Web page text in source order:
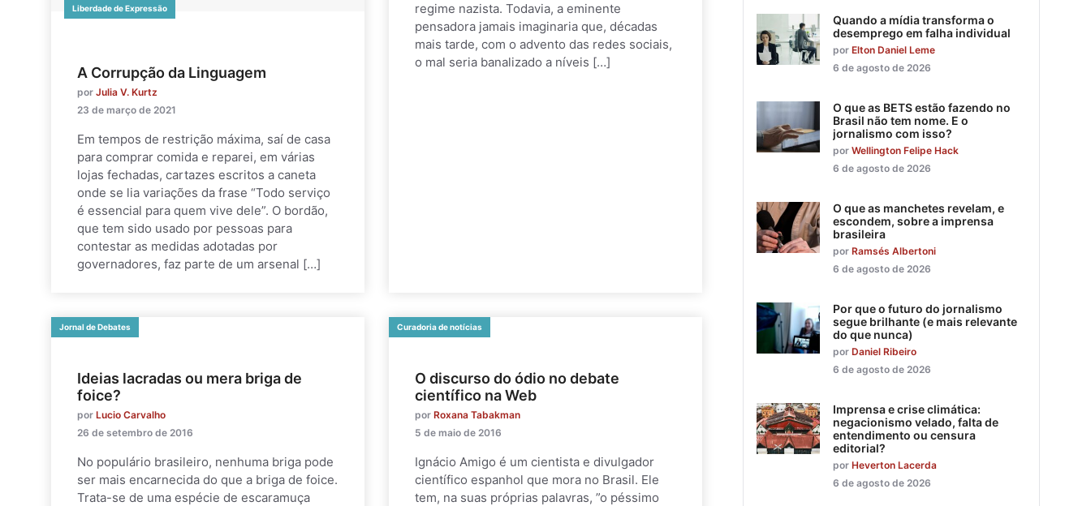
Liberdade de Expressão
A Corrupção da Linguagem
por Julia V. Kurtz
23 de março de 2021
Em tempos de restrição máxima, saí de casa
para comprar comida e reparei, em várias
lojas fechadas, cartazes escritos a caneta
onde se lia variações da frase “Todo serviço
é essencial para quem vive dele”. O bordão,
que tem sido usado por pessoas para
contestar as medidas adotadas por
governadores, faz parte de um arsenal […]
regime nazista. Todavia, a eminente
pensadora jamais imaginaria que, décadas
mais tarde, com o advento das redes sociais,
o mal seria banalizado a níveis […]
Jornal de Debates
Ideias lacradas ou mera briga de
foice?
por Lucio Carvalho
26 de setembro de 2016
No populário brasileiro, nenhuma briga pode
ser mais encarnecida do que a briga de foice.
Trata-se de uma espécie de escaramuça
Curadoria de notícias
O discurso do ódio no debate
científico na Web
por Roxana Tabakman
5 de maio de 2016
Ignácio Amigo é um cientista e divulgador
científico espanhol que mora no Brasil. Ele
tem, na suas próprias palavras, ”o péssimo
Quando a mídia transforma o
desemprego em falha individual
por Elton Daniel Leme
6 de agosto de 2026
O que as BETS estão fazendo no
Brasil não tem nome. E o
jornalismo com isso?
por Wellington Felipe Hack
6 de agosto de 2026
O que as manchetes revelam, e
escondem, sobre a imprensa
brasileira
por Ramsés Albertoni
6 de agosto de 2026
Por que o futuro do jornalismo
segue brilhante (e mais relevante
do que nunca)
por Daniel Ribeiro
6 de agosto de 2026
Imprensa e crise climática:
negacionismo velado, falta de
entendimento ou censura
editorial?
por Heverton Lacerda
6 de agosto de 2026